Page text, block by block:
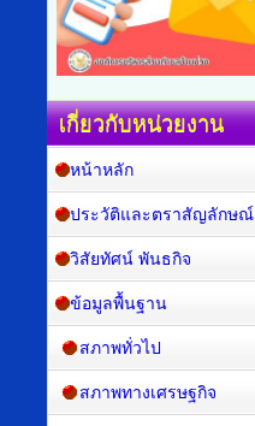
เกี่ยวกับหน่วยงาน
หน้าหลัก
ประวัติและตราสัญลักษณ์
วิสัยทัศน์ พันธกิจ
ข้อมูลพื้นฐาน
สภาพทั่วไป
สภาพทางเศรษฐกิจ